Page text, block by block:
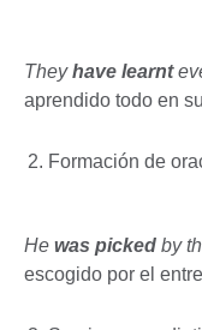
Theyhave learnt
aprendido todo en
Formación de
He was picked by
escogido por el